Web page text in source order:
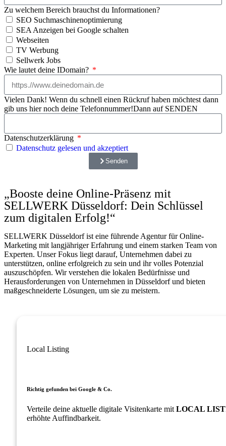
Zu welchem Bereich brauchst du Informationen?
SEO Suchmaschinenoptimierung
SEA Anzeigen bei Google schalten
Webseiten
TV Werbung
Sellwerk Jobs
Wie lautet deine IDomain?
Vielen Dank! Wenn du schnell einen Rückruf haben möchtest dann
gib uns hier noch deine Telefonnummer!Dann auf SENDEN
Datenschutzerklärung
Datenschutz gelesen und akzeptiert
Senden
„Booste deine Online-Präsenz mit
SELLWERK Düsseldorf: Dein Schlüssel
zum digitalen Erfolg!“
SELLWERK Düsseldorf ist eine führende Agentur für Online-
Marketing mit langjähriger Erfahrung und einem starken Team von
Experten. Unser Fokus liegt darauf, Unternehmen dabei zu
unterstützen, online erfolgreich zu sein und ihr volles Potenzial
auszuschöpfen. Wir verstehen die lokalen Bedürfnisse und
Herausforderungen von Unternehmen in Düsseldorf und bieten
maßgeschneiderte Lösungen, um sie zu meistern.
Local Listing
Richtig gefunden bei Google & Co.
Verteile deine aktuelle digitale Visitenkarte mit LOCAL
erhöhte Auffindbarkeit.